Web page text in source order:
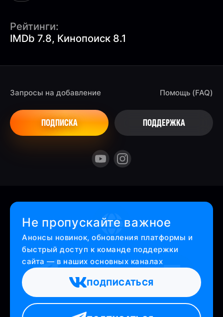
Рейтинги:
IMDb 7.8, Кинопоиск 8.1
Запросы на добавление
ПОДПИСКА
Помощь (FAQ)
ПОДДЕРЖКА
Не пропускайте важное
Анонсы новинок, обновления платформы и
быстрый доступ к команде поддержки
сайта — в наших основных каналах
ПОДПИСАТЬСЯ